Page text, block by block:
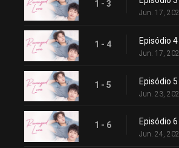
1 - 3
Jun. 17,
1 - 4 Episódio 4
Jun. 17,
1 - 5 Episódio 5
Jun. 23,
1 - 6 Episódio 6
Jun. 24,